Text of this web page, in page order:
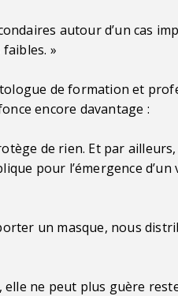
autour d’un cas
»
de formation et
encore davantage :
de rien. Et par
pour l’émergence
un masque, nous
elle ne peut plus guère